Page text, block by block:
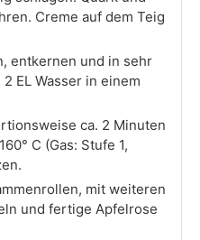
Creme auf dem Teig
entkernen und in sehr
EL Wasser in einem
ca. 2 Minuten
C (Gas: Stufe 1,
mit weiteren
und fertige Apfelrose